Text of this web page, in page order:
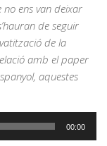
no ens van deixar
de seguir
de la
amb el paper
aquestes
00:00